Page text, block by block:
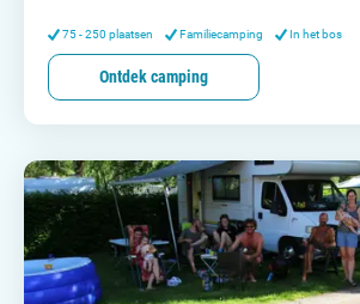
75 - 250 plaatsen Familiecamping In het bos
Ontdek camping